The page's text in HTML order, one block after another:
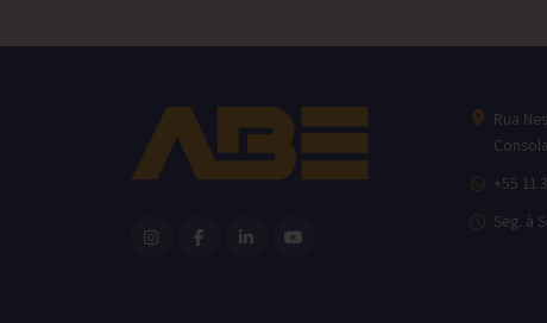
Rua
+55 11
Seg. à